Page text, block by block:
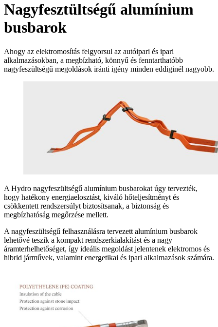
Nagyfesztültségű alumínium
busbarok
Ahogy az elektromosítás felgyorsul az autóipari és ipari
alkalmazásokban, a megbízható, könnyű és fenntarthatóbb
nagyfeszültségű megoldások iránti igény minden eddiginél nagyobb.
A Hydro nagyfeszültségű alumínium busbarokat úgy tervezték,
hogy hatékony energiaelosztást, kiváló hőteljesítményt és
csökkentett rendszersúlyt biztosítsanak, a biztonság és
megbízhatóság megőrzése mellett.
A nagyfeszültségű felhasználásra tervezett alumínium busbarok
lehetővé teszik a kompakt rendszerkialakítást és a nagy
áramterhelhetőséget, így ideális megoldást jelentenek elektromos és
hibrid járművek, valamint energetikai és ipari alkalmazások számára.